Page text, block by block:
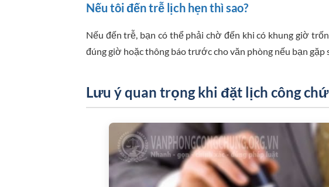
Nếu tôi đến trễ lịch hẹn thì sao?
Nếu đến trễ, bạn có thể phải chờ đến khi có khung giờ
đúng giờ hoặc thông báo trước cho văn phòng nếu bạn gặp
Lưu ý quan trọng khi đặt lịch công